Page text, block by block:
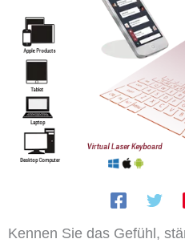
Kennen Sie das Gefühl,